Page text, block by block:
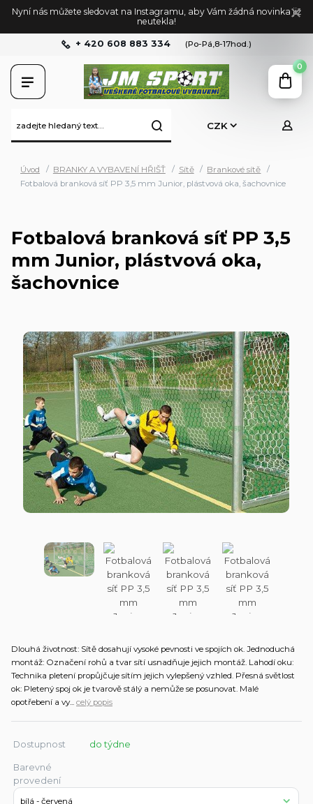
Nyní nás můžete sledovat na Instagramu, aby Vám žádná novinka již
neutekla!
CZK
+ 420 608 883 334 (Po-Pá,8-17hod.)
0
Úvod BRANKY A VYBAVENÍ HŘIŠŤ Sítě
Brankové sítě
Fotbalová branková síť PP 3,5 mm Junior, plástvová oka, šachovnice
Fotbalová branková síť PP 3,5
mm Junior, plástvová oka,
šachovnice
Dlouhá životnost: Sítě dosahují vysoké pevnosti ve spojích ok. Jednoduchá
montáž: Označení rohů a tvar sítí usnadňuje jejich montáž. Lahodí oku:
Technika pletení propůjčuje sítím jejich vylepšený vzhled. Přesná světlost
ok: Pletený spoj ok je tvarově stálý a nemůže se posunovat. Malé
opotřebení a vy... celý popis
Dostupnost do týdne
Barevné
provedení